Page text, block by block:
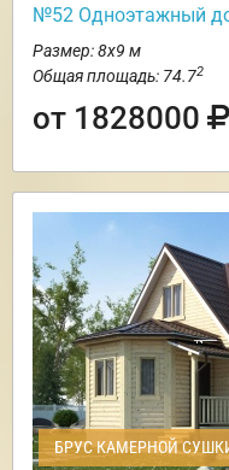
№52 Одноэтажный
Размер: 8х9 м
Общая площадь: 74.72
от 1828000
БРУС КАМЕРНОЙ